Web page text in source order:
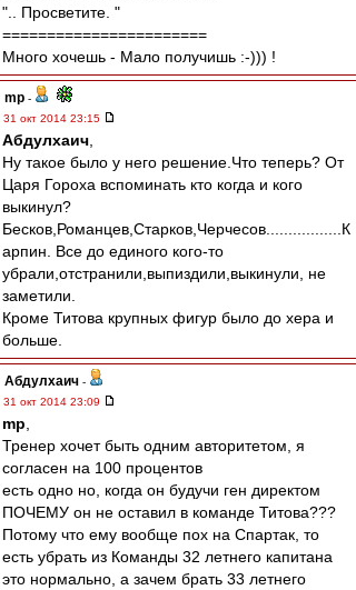
".. Просветите. "
=======================
Много хочешь - Мало получишь :-))) !
mp -
31 окт 2014 23:15
Абдулхаич
Ну такое было у него решение.Что теперь? От
Царя Гороха вспоминать кто когда и кого
выкинул?
Бесков,Романцев,Старков,Черчесов.................К
арпин. Все до единого кого-то
убрали,отстранили,выпиздили,выкинули, не
заметили.
Кроме Титова крупных фигур было до хера и
больше.
Абдулхаич -
31 окт 2014 23:09
mp
Тренер хочет быть одним авторитетом, я
согласен на 100 процентов
есть одно но, когда он будучи ген директом
ПОЧЕМУ он не оставил в команде Титова???
Потому что ему вообще пох на Спартак, то
есть убрать из Команды 32 летнего капитана
это нормально, а зачем брать 33 летнего